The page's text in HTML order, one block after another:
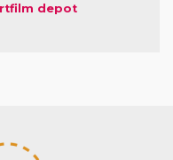
depot